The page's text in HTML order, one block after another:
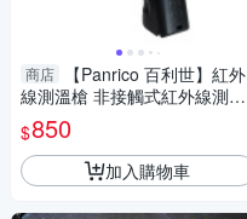
商店
【Panrico 百利世】紅外
線測溫槍 非接觸式紅外線測溫
槍 CE認證 (FK04-5501C)
$850
加入購物車